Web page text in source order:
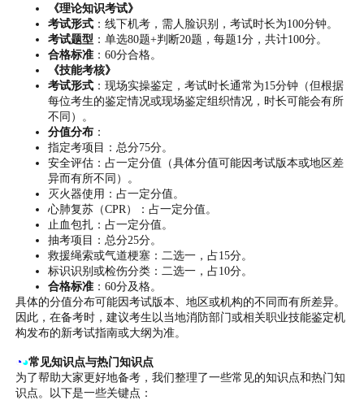
《理论知识考试》
考试形式 ：线下机考，需人脸识别，考试时长为100分钟。
考试题型 ：单选80题+判断20题，每题1分，共计100分。
合格标准 ：60分合格。
《技能考核》
考试形式 ：现场实操鉴定，考试时长通常为15分钟（但根据
每位考生的鉴定情况或现场鉴定组织情况，时长可能会有所
不同）。
分值分布 ：
指定考项目：总分75分。
安全评估：占一定分值（具体分值可能因考试版本或地区差
异而有所不同）。
灭火器使用：占一定分值。
心肺复苏（CPR）：占一定分值。
止血包扎：占一定分值。
抽考项目：总分25分。
救援绳索或气道梗塞：二选一，占15分。
标识识别或检伤分类：二选一，占10分。
合格标准 ：60分及格。
具体的分值分布可能因考试版本、地区或机构的不同而有所差异。
因此，在备考时，建议考生以当地消防部门或相关职业技能鉴定机
构发布的新考试指南或大纲为准。
◔◕常见知识点与热门知识点
为了帮助大家更好地备考，我们整理了一些常见的知识点和热门知
识点。以下是一些关键点：